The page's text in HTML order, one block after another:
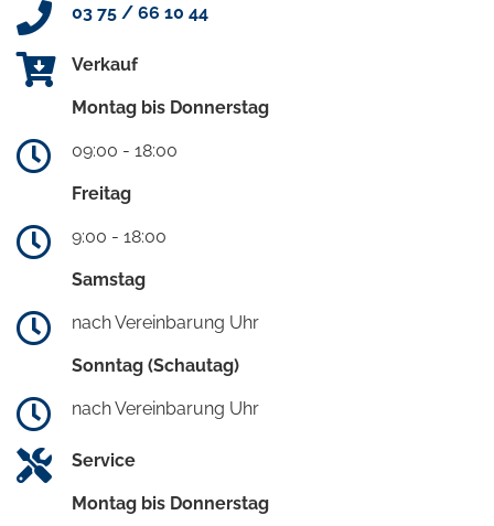
03 75 / 66 10 44
Verkauf
Montag bis Donnerstag
09:00 - 18:00
Freitag
9:00 - 18:00
Samstag
nach Vereinbarung Uhr
Sonntag (Schautag)
nach Vereinbarung Uhr
Service
Montag bis Donnerstag